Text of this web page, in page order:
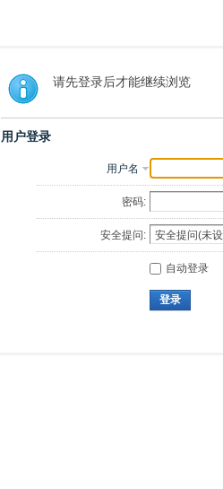
请先登录后才能继续浏览
用户登录
用户名
密码:
安全提问:
自动登录
登录